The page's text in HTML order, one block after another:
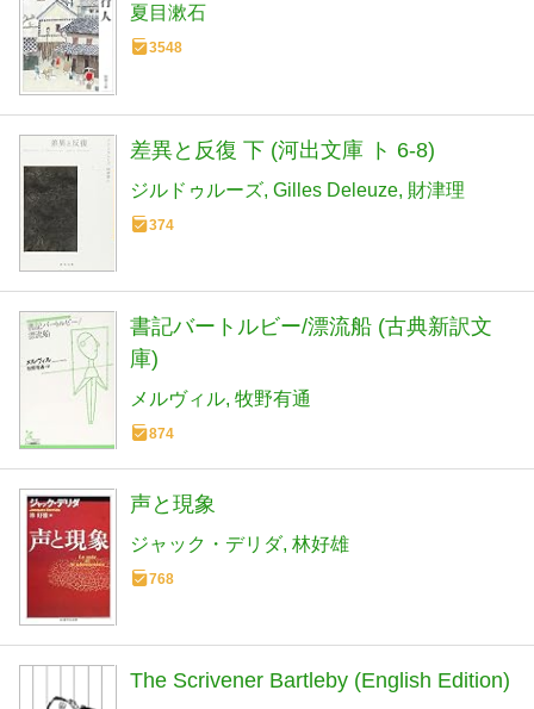
夏目漱石
3548
差異と反復 下 (河出文庫 ト 6-8)
ジルドゥルーズ Gilles Deleuze 財津理
374
書記バートルビー/漂流船 (古典新訳文
庫)
メルヴィル 牧野有通
874
声と現象
ジャック・デリダ 林好雄
768
The Scrivener Bartleby (English Edition)